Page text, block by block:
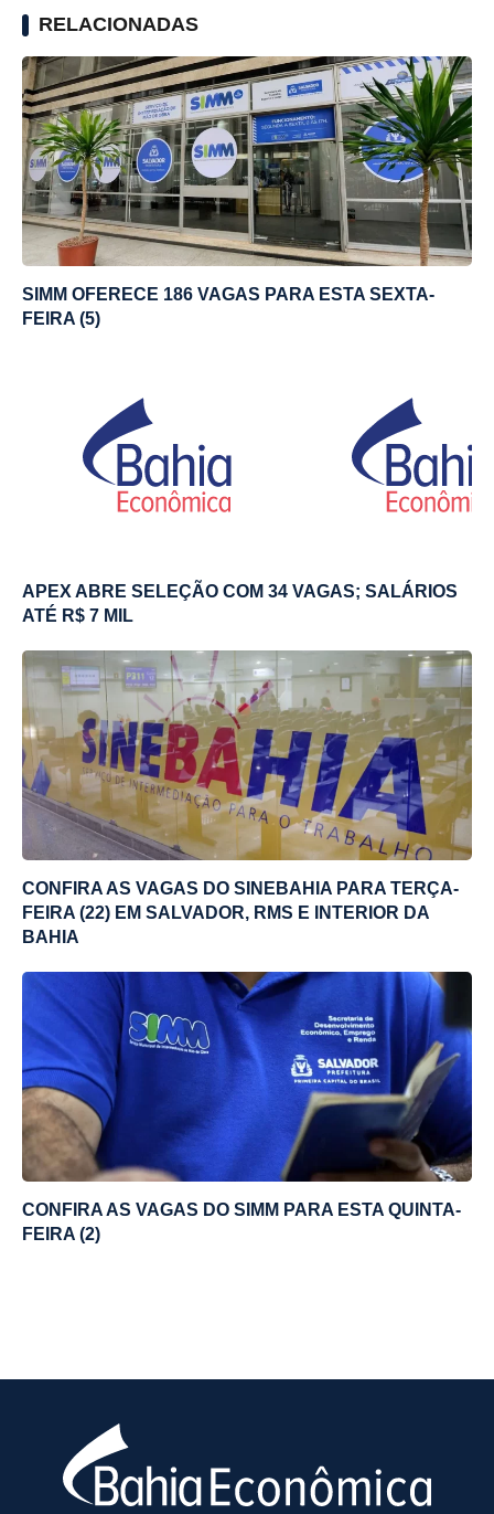
RELACIONADAS
SIMM OFERECE 186 VAGAS PARA ESTA SEXTA-
FEIRA (5)
APEX ABRE SELEÇÃO COM 34 VAGAS; SALÁRIOS
ATÉ R$ 7 MIL
CONFIRA AS VAGAS DO SINEBAHIA PARA TERÇA-
FEIRA (22) EM SALVADOR, RMS E INTERIOR DA
BAHIA
CONFIRA AS VAGAS DO SIMM PARA ESTA QUINTA-
FEIRA (2)